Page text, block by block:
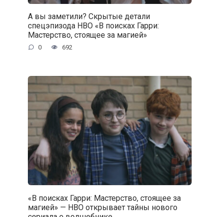
А вы заметили? Скрытые детали
спецэпизода HBO «В поисках Гарри:
Мастерство, стоящее за магией»
0 692
«В поисках Гарри: Мастерство, стоящее за
магией» — HBO открывает тайны нового